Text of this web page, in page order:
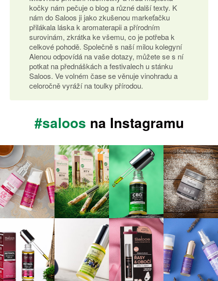
kočky nám pečuje o blog a různé další texty. K
nám do Saloos ji jako zkušenou markeťačku
přilákala láska k aromaterapii a přírodním
surovinám, zkrátka ke všemu, co je potřeba k
celkové pohodě. Společně s naší milou kolegyní
Alenou odpovídá na vaše dotazy, můžete se s ní
potkat na přednáškách a festivalech u stánku
Saloos. Ve volném čase se věnuje vinohradu a
celoročně vyráží na toulky přírodou.
#saloos na Instagramu